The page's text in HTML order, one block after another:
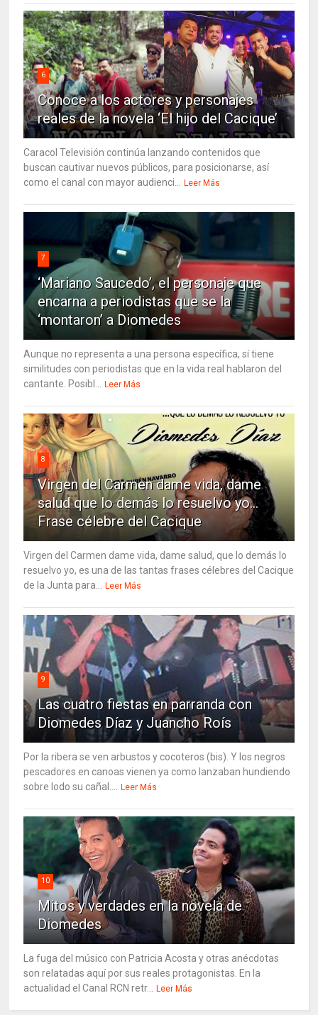
6
Conoce a los actores y personajes
reales de la novela ‘El hijo del Cacique’
Caracol Televisión continúa lanzando contenidos que
buscan cautivar nuevos públicos, para posicionarse, así
como el canal con mayor audienci...
Leer Más
7
‘Mariano Saucedo’, el personaje que
encarna a periodistas que se la
‘montaron’ a Diomedes
Aunque no representa a una persona específica, sí tiene
similitudes con periodistas que en la vida real hablaron del
cantante. Posibl...
Leer Más
8
Virgen del Carmen dame vida, dame
salud que lo demás lo resuelvo yo…
Frase célebre del Cacique
Virgen del Carmen dame vida, dame salud, que lo demás lo
resuelvo yo, es una de las tantas frases célebres del Cacique
de la Junta para...
Leer Más
9
Las cuatro fiestas en parranda con
Diomedes Díaz y Juancho Roís
Por la ribera se ven arbustos y cocoteros (bis). Y los negros
pescadores en canoas vienen ya como lanzaban hundiendo
sobre lodo su cañal....
Leer Más
10
Mitos y verdades en la novela de
Diomedes
La fuga del músico con Patricia Acosta y otras anécdotas
son relatadas aquí por sus reales protagonistas. En la
actualidad el Canal RCN retr...
Leer Más